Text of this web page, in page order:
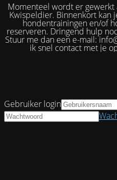
Momenteel wordt er
Kwispeldier. Binnenkort kan
hondentrainingen en/of
reserveren. Dringend hulp
Stuur me dan een e-mail:
ik snel contact met je
Gebruiker login